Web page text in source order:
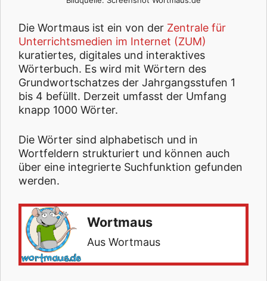
Die Wortmaus ist ein von der Zentrale für
Unterrichtsmedien im Internet (ZUM)
kuratiertes, digitales und interaktives
Wörterbuch. Es wird mit Wörtern des
Grundwortschatzes der Jahrgangsstufen 1
bis 4 befüllt. Derzeit umfasst der Umfang
knapp 1000 Wörter.
Die Wörter sind alphabetisch und in
Wortfeldern strukturiert und können auch
über eine integrierte Suchfunktion gefunden
werden.
Wortmaus
Aus Wortmaus